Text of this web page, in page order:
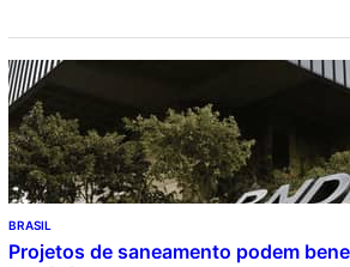
BRASIL
Projetos de saneamento podem